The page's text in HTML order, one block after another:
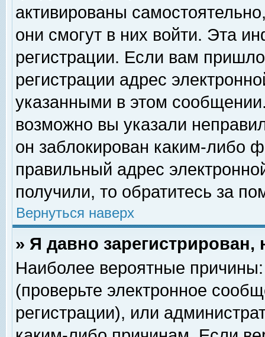
активированы
они смогут в них войти. Эта
регистрации. Если вам
регистрации адрес
указанными в этом
возможно вы указали
он заблокирован каким-либо
правильный адрес
получили, то обратитесь за
Вернуться наверх
» Я давно
Наиболее вероятные
(проверьте электронное
регистрации), или